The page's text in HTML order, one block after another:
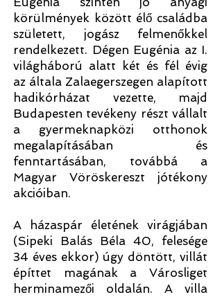
körülmények között élő családba
született, jogász felmenőkkel
rendelkezett. Dégen Eugénia az I.
világháború alatt két és fél évig
az általa Zalaegerszegen alapított
hadikórházat vezette, majd
Budapesten tevékeny részt vállalt
a gyermeknapközi otthonok
megalapításában és
fenntartásában, továbbá a
Magyar Vöröskereszt jótékony
akcióiban.
A házaspár életének virágjában
(Sipeki Balás Béla 40, felesége
34 éves ekkor) úgy döntött, villát
építtet magának a Városliget
herminamezői oldalán. A villa